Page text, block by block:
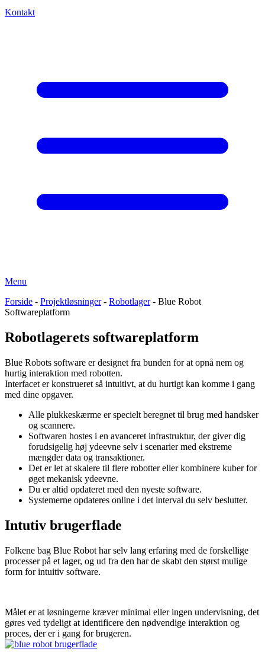
Kontakt
Menu
Forside - Projektløsninger- Robotlager- Blue Robot
Softwareplatform
Robotlagerets softwareplatform
Blue Robots software er designet fra bunden for at opnå nem og
hurtig interaktion med robotten.
Interfacet er konstrueret så intuitivt, at du hurtigt kan komme i gang
med dine opgaver.
Alle plukkeskærme er specielt beregnet til brug med handsker
og scannere.
Softwaren hostes i en avanceret infrastruktur, der giver dig
forudsigelig høj ydeevne selv i scenarier med ekstreme
mængder data og transaktioner.
Det er let at skalere til flere robotter eller kombinere kuber for
øget mekanisk ydeevne.
Du er altid opdateret med den nyeste software.
Systemerne opdateres online i det interval du selv beslutter.
Intutiv brugerflade
Folkene bag Blue Robot har selv lang erfaring med de forskellige
processer på et lager, og ud fra den har de skabt den størst mulige
form for intuitiv software.
Målet er at løsningerne kræver minimal eller ingen undervisning, det
gøres ved tydeligt at identificere den nødvendige interaktion og
proces, der er i gang for brugeren.